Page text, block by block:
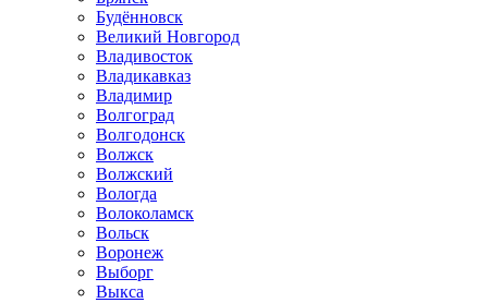
Будённовск
Великий Новгород
Владивосток
Владикавказ
Владимир
Волгоград
Волгодонск
Волжск
Волжский
Вологда
Волоколамск
Вольск
Воронеж
Выборг
Выкса